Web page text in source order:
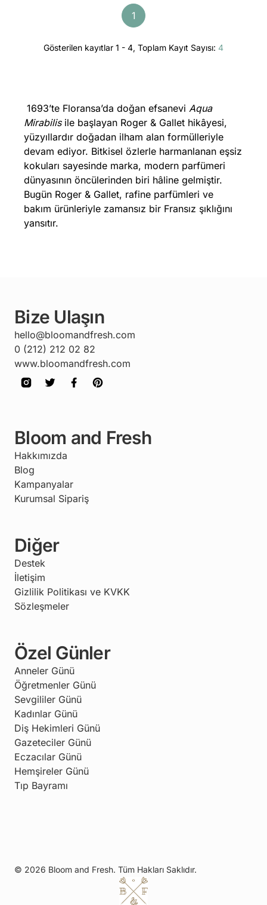
1
Gösterilen kayıtlar 1 - 4, Toplam Kayıt Sayısı: 4
1693’te Floransa’da doğan efsaneviAqua
Mirabilisile başlayan Roger & Gallet hikâyesi,
yüzyıllardır doğadan ilham alan formülleriyle
devam ediyor. Bitkisel özlerle harmanlanan eşsiz
kokuları sayesinde marka, modern parfümeri
dünyasının öncülerinden biri hâline gelmiştir.
Bugün Roger & Gallet, rafine parfümleri ve
bakım ürünleriyle zamansız bir Fransız şıklığını
yansıtır.
Bize Ulaşın
hello@bloomandfresh.com
0 (212) 212 02 82
www.bloomandfresh.com
Bloom and Fresh
Hakkımızda
Blog
Kampanyalar
Kurumsal Sipariş
Diğer
Destek
İletişim
Gizlilik Politikası ve KVKK
Sözleşmeler
Özel Günler
Anneler Günü
Öğretmenler Günü
Sevgililer Günü
Kadınlar Günü
Diş Hekimleri Günü
Gazeteciler Günü
Eczacılar Günü
Hemşireler Günü
Tıp Bayramı
© 2026 Bloom and Fresh. Tüm Hakları Saklıdır.